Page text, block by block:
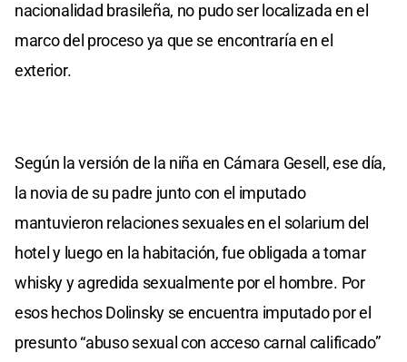
nacionalidad brasileña, no pudo ser localizada en el
marco del proceso ya que se encontraría en el
exterior.
Según la versión de la niña en Cámara Gesell, ese día,
la novia de su padre junto con el imputado
mantuvieron relaciones sexuales en el solarium del
hotel y luego en la habitación, fue obligada a tomar
whisky y agredida sexualmente por el hombre. Por
esos hechos Dolinsky se encuentra imputado por el
presunto “abuso sexual con acceso carnal calificado”